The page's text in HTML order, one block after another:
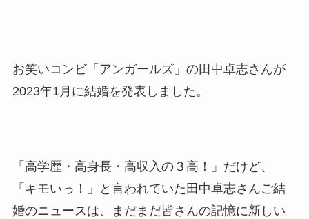
お笑いコンビ「アンガールズ」の田中卓志さんが
2023年1月に結婚を発表しました。
「高学歴・高身長・高収入の３高！」だけど、
「キモいっ！」と言われていた田中卓志さんご結
婚のニュースは、まだまだ皆さんの記憶に新しい